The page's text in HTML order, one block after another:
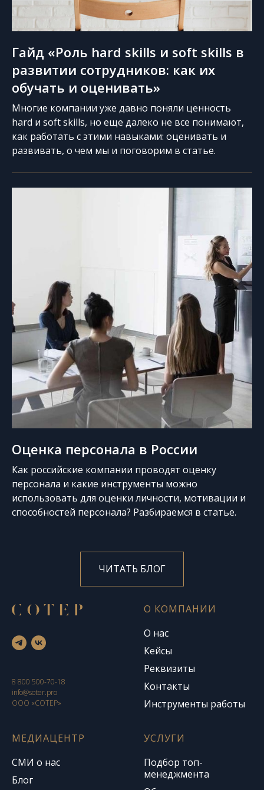
Гайд «Роль hard skills и soft skills в
развитии сотрудников: как их
обучать и оценивать»
Многие компании уже давно поняли ценность
hard и soft skills, но еще далеко не все понимают,
как работать с этими навыками: оценивать и
развивать, о чем мы и поговорим в статье.
Оценка персонала в России
Как российские компании проводят оценку
персонала и какие инструменты можно
использовать для оценки личности, мотивации и
способностей персонала? Разбираемся в статье.
ЧИТАТЬ БЛОГ
8 800 500-70-18
info@soter.pro
ООО «СОТЕР»
О КОМПАНИИ
О нас
Кейсы
Реквизиты
Контакты
Инструменты работы
МЕДИАЦЕНТР
СМИ о нас
Блог
УСЛУГИ
Подбор топ-
менеджмента